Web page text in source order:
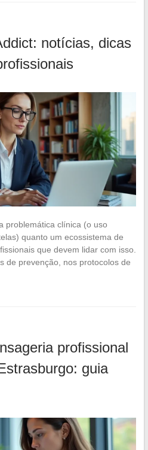
notícias, dicas
problemática clínica (o uso
quanto um ecossistema de
que devem lidar com isso.
de prevenção, nos protocolos de
profissional
guia